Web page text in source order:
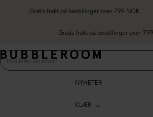
Gratis frakt på bestillinger over 799 NOK
Gratis frakt på bestillinger over
NYHETER
KLÆR